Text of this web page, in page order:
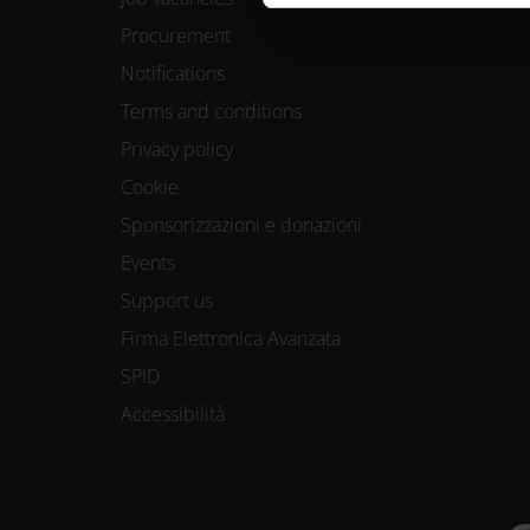
che hanno raccolto dal tuo
Procurement
Notifications
Terms and conditions
Privacy policy
Cookie
Sponsorizzazioni e donazioni
Events
Support us
Firma Elettronica Avanzata
SPID
Accessibilità